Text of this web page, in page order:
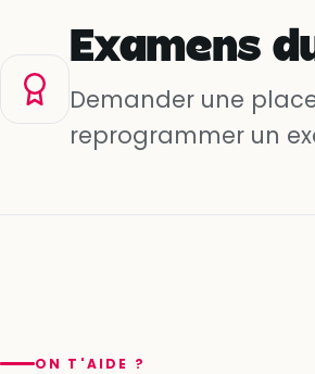
Examens
Demander une
reprogrammer un
ON T'AIDE ?